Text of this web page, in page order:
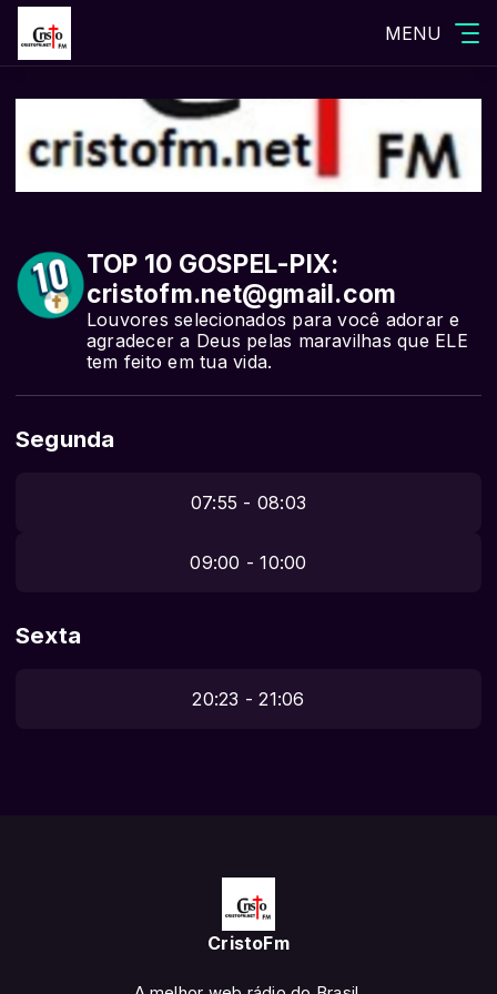
MENU
TOP 10 GOSPEL-PIX:
cristofm.net@gmail.com
Louvores selecionados para você adorar e
agradecer a Deus pelas maravilhas que ELE
tem feito em tua vida.
Segunda
07:55 - 08:03
09:00 - 10:00
Sexta
20:23 - 21:06
CristoFm